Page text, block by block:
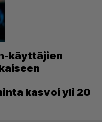
käyttäjien
kasvoi yli 20